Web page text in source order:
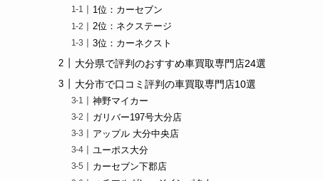
1位：カーセブン
2位：ネクステージ
3位：カーネクスト
大分県で評判のおすすめ車買取専門店24選
大分市で口コミ評判の車買取専門店10選
神野マイカー
ガリバー197号大分店
アップル 大分中央店
ユーポス大分
カーセブン下郡店